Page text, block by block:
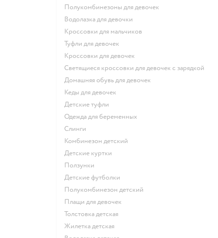
Полукомбинезоны для девочек
Водолазка для девочки
Кроссовки для мальчиков
Туфли для девочек
Кроссовки для девочек
Светящиеся кроссовки для девочек с зарядкой
Домашняя обувь для девочек
Кеды для девочек
Детские туфли
Одежда для беременных
Слинги
Комбинезон детский
Детские куртки
Ползунки
Детские футболки
Полукомбинезон детский
Плащи для девочек
Толстовка детская
Жилетка детская